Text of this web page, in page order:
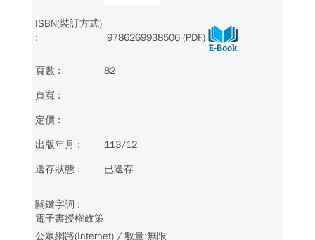
9786269938506 (PDF)
82
113/12
已送存
電子書授權政策
公眾網路(Internet) / 數量:無限